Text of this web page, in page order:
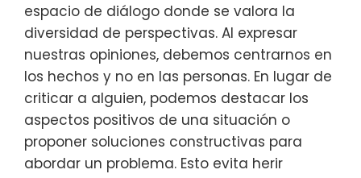
espacio de diálogo donde se valora la
diversidad de perspectivas. Al expresar
nuestras opiniones, debemos centrarnos en
los hechos y no en las personas. En lugar de
criticar a alguien, podemos destacar los
aspectos positivos de una situación o
proponer soluciones constructivas para
abordar un problema. Esto evita herir